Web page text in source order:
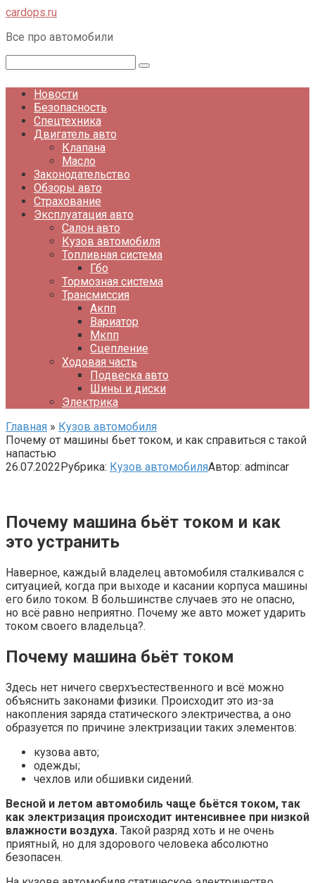
Перейти
контенту
cardops.ru
Все про автомобили
Новости
Безопасность
Спецтехника
Двигатель авто
Клапана
Масло
Законодательство
Обзоры авто
Страхование
Эксплуатация авто
Салон авто
Кузов автомобиля
Топливная система
Гбо
Тормозная система
Трансмиссия
Акпп
Вариатор
Мкпп
Сцепление
Ходовая часть
Подвеска авто
Шины и диски
Электрика
Главная » Кузов автомобиля
Почему от машины бьет током, и как справиться с такой
напастью
26.07.2022Рубрика: Кузов автомобиляАвтор: admincar
Почему машина бьёт током и как
это устранить
Наверное, каждый владелец автомобиля сталкивался с
ситуацией, когда при выходе и касании корпуса машины
его било током. В большинстве случаев это не опасно,
но всё равно неприятно. Почему же авто может ударить
током своего владельца?.
Почему машина бьёт током
Здесь нет ничего сверхъестественного и всё можно
объяснить законами физики. Происходит это из-за
накопления заряда статического электричества, а оно
образуется по причине электризации таких элементов:
кузова авто;
одежды;
чехлов или обшивки сидений.
Весной и летом автомобиль чаще бьётся током, так
как электризация происходит интенсивнее при низкой
влажности воздуха. Такой разряд хоть и не очень
приятный, но для здорового человека абсолютно
безопасен.